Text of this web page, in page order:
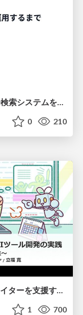
0 210
【CEDEC2026】ゲームシナリオライターを支援するAIツール開発の実践 ― 設計とプロンプトの工夫 ―
1 700